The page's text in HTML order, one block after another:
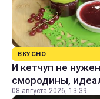
ВКУСНО
И кетчуп не
смородины,
08 августа 2026, 13:39